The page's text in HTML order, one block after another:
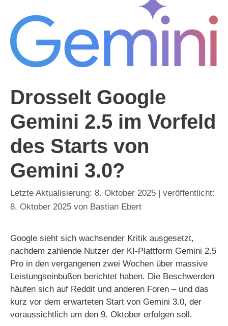
Drosselt Google
Gemini 2.5 im Vorfeld
des Starts von
Gemini 3.0?
8. Oktober 2025
8. Oktober 2025 von Bastian Ebert
Google sieht sich wachsender Kritik ausgesetzt,
nachdem zahlende Nutzer der KI-Plattform Gemini 2.5
Pro in den vergangenen zwei Wochen über massive
Leistungseinbußen berichtet haben. Die Beschwerden
häufen sich auf Reddit und anderen Foren – und das
kurz vor dem erwarteten Start von Gemini 3.0, der
voraussichtlich um den 9. Oktober erfolgen soll.